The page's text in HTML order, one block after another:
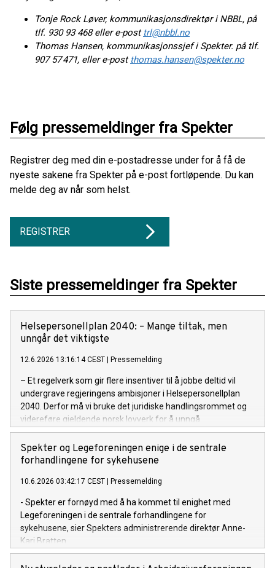
Tonje Rock Løver, kommunikasjonsdirektør i NBBL, på
tlf. 930 93 468 eller e-post trl@nbbl.no
Thomas Hansen, kommunikasjonssjef i Spekter. på tlf.
907 57 471, eller e-post thomas.hansen@spekter.no
Følg pressemeldinger fra Spekter
Registrer deg med din e-postadresse under for å få de
nyeste sakene fra Spekter på e-post fortløpende. Du kan
melde deg av når som helst.
REGISTRER
Siste pressemeldinger fra Spekter
Helsepersonellplan 2040: – Mange tiltak, men
unngår det viktigste
12.6.2026 13:16:14 CEST Pressemelding
– Et regelverk som gir flere insentiver til å jobbe deltid vil
undergrave regjeringens ambisjoner i Helsepersonellplan
2040. Derfor må vi bruke det juridiske handlingsrommet og
videreføre gjeldende norsk lovverk for å unngå
overtidsbetaling på mertid, sier Odd Erik Stende,
viseadministrerende direktør i Spekter.
Spekter og Legeforeningen enige i de sentrale
forhandlingene for sykehusene
10.6.2026 03:42:17 CEST Pressemelding
- Spekter er fornøyd med å ha kommet til enighet med
Legeforeningen i de sentrale forhandlingene for
sykehusene, sier Spekters administrerende direktør Anne-
Kari Bratten.